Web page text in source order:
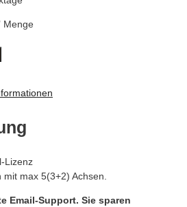
Menge
Lizenz
max 5(3+2) Achsen.
Email-Support. Sie sparen